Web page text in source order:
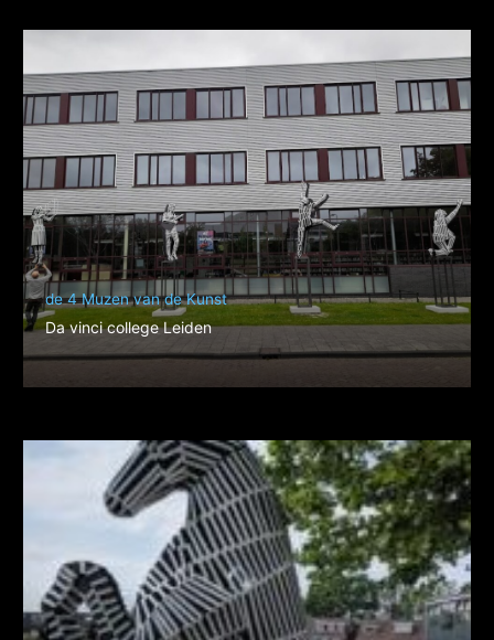
de 4 Muzen van de Kunst
Da vinci college Leiden